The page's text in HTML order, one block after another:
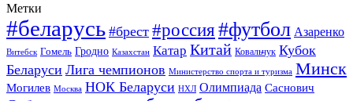
Метки
#беларусь #брест #россия#футбол Азаренко
Витебск Гомель Гродно Казахстан Катар Китай Ковальчук Кубок
Беларуси Лига чемпионов Министерство спорта и туризма Минск
Могилев Москва НОК Беларуси НХЛ Олимпиада Саснович